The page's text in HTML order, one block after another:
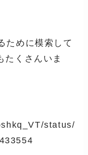
ために模索して
たくさんいま
status/